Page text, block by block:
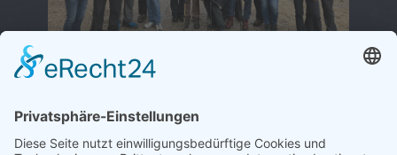
TEV Renfrizhausen/Mühlh. 1 vs. TC Damen 30 Ergenzingen – 2:4